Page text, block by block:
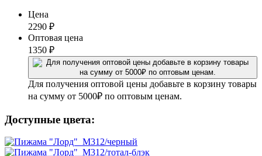
Цена
2290 ₽
Оптовая цена
1350 ₽
Для получения оптовой цены добавьте в корзину товары
на сумму от 5000₽ по оптовым ценам.
Доступные цвета: